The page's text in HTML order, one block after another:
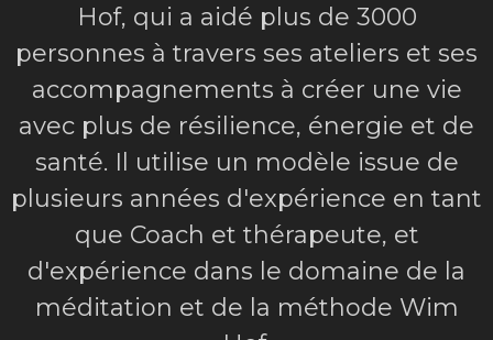
Hof, qui a aidé plus de 3000
personnes à travers ses ateliers et ses
accompagnements à créer une vie
avec plus de résilience, énergie et de
santé. Il utilise un modèle issue de
plusieurs années d'expérience en tant
que Coach et thérapeute, et
d'expérience dans le domaine de la
méditation et de la méthode Wim